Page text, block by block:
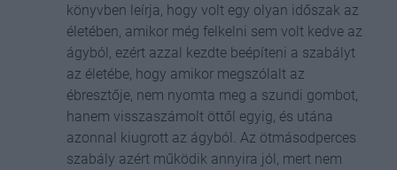
könyvben leírja, hogy volt egy olyan időszak az
életében, amikor még felkelni sem volt kedve az
ágyból, ezért azzal kezdte beépíteni a szabályt
az életébe, hogy amikor megszólalt az
ébresztője, nem nyomta meg a szundi gombot,
hanem visszaszámolt öttől egyig, és utána
azonnal kiugrott az ágyból. Az ötmásodperces
szabály azért működik annyira jól, mert nem